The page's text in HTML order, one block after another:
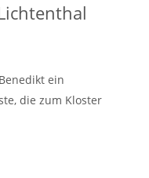
ein
die zum Kloster